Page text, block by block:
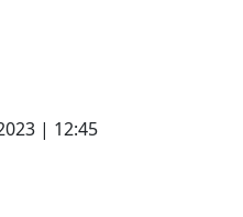
| 12:45